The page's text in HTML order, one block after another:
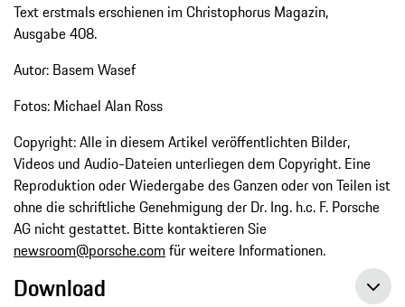
Text erstmals erschienen im Christophorus Magazin,
Ausgabe 408.
Autor: Basem Wasef
Fotos: Michael Alan Ross
Copyright: Alle in diesem Artikel veröffentlichten Bilder,
Videos und Audio-Dateien unterliegen dem Copyright. Eine
Reproduktion oder Wiedergabe des Ganzen oder von Teilen ist
ohne die schriftliche Genehmigung der Dr. Ing. h.c. F. Porsche
AG nicht gestattet. Bitte kontaktieren Sie
newsroom@porsche.com für weitere Informationen.
Download